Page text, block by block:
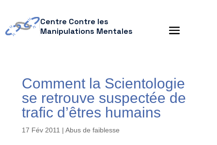
Centre Contre les
Manipulations Mentales
Comment la Scientologie
se retrouve suspectée de
trafic d’êtres humains
17 Fév 2011 | Abus de faiblesse